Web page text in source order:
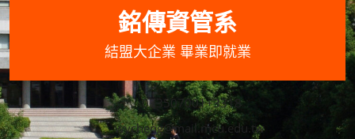
Skip
to
content
銘傳資管系
結盟大企業 畢業即就業
033507001+3318
wycheng@mail.mcu.edu.tw